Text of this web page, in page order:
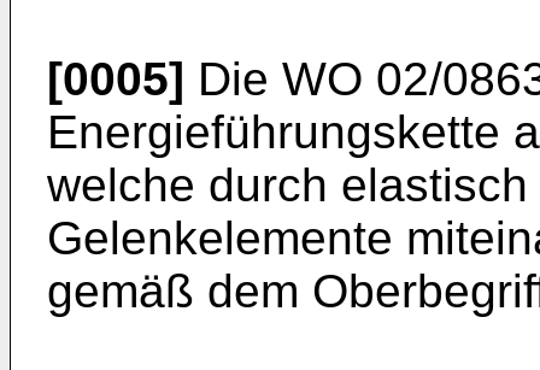
[0005] Die WO 02/
Energieführungskette
welche durch
Gelenkelemente
gemäß dem